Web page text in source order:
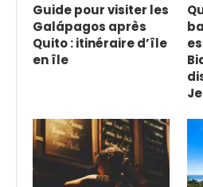
Guide pour visiter les
Galápagos après
Quito : itinéraire d’île
en île